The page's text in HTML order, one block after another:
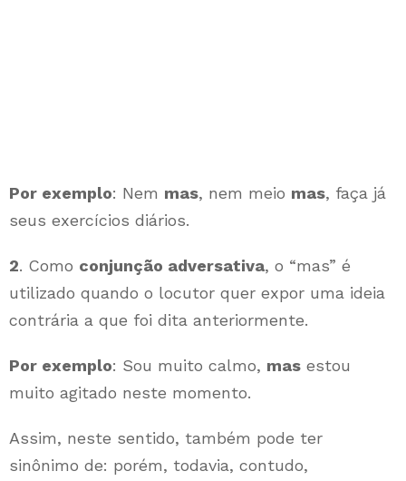
Por exemplo: Nem mas, nem meio mas, faça já
seus exercícios diários.
2. Como conjunção adversativa, o “mas” é
utilizado quando o locutor quer expor uma ideia
contrária a que foi dita anteriormente.
Por exemplo: Sou muito calmo, mas estou
muito agitado neste momento.
Assim, neste sentido, também pode ter
sinônimo de: porém, todavia, contudo,